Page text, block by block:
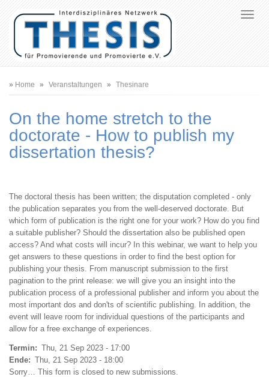
Breadcrumb
Home Veranstaltungen Thesinare
On the home stretch to the
doctorate - How to publish my
dissertation thesis?
The doctoral thesis has been written; the disputation completed - only
the publication separates you from the well-deserved doctorate. But
which form of publication is the right one for your work? How do you find
a suitable publisher? Should the dissertation also be published open
access? And what costs will incur? In this webinar, we want to help you
get answers to these questions in order to find the best option for
publishing your thesis. From manuscript submission to the first
pagination to the print release: we will give you an insight into the
publication process of a professional publisher and inform you about the
most important dos and don'ts of scientific publishing. In addition, the
event will leave room for individual questions of the participants and
allow for a free exchange of experiences.
Termin
Thu, 21 Sep 2023 - 17:00
Ende
Thu, 21 Sep 2023 - 18:00
Sorry… This form is closed to new submissions.